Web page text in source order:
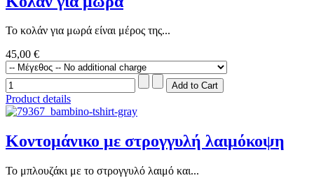
Το κολάν για μωρά είναι μέρος της...
45,00 €
Product details
Κοντομάνικο με στρογγυλή λαιμόκοψη
Το μπλουζάκι με το στρογγυλό λαιμό και...